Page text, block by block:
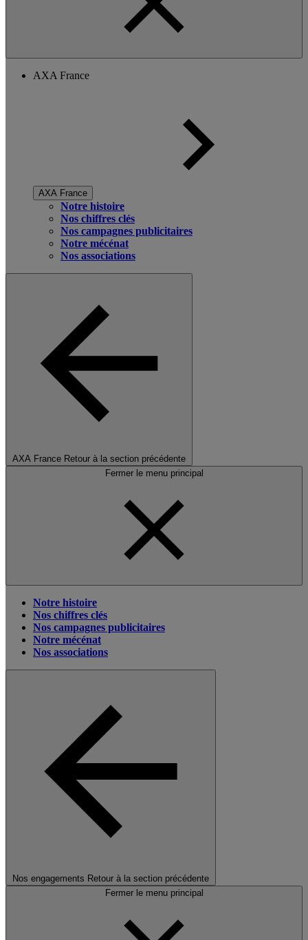
AXA France
AXA France
Notre histoire
Nos chiffres clés
Nos campagnes publicitaires
Notre mécénat
Nos associations
AXA France Retour à la section précédente
Fermer le menu principal
Notre histoire
Nos chiffres clés
Nos campagnes publicitaires
Notre mécénat
Nos associations
Nos engagements Retour à la section précédente
Fermer le menu principal